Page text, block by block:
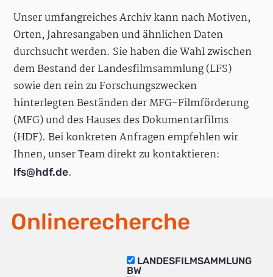
Unser umfangreiches Archiv kann nach Motiven,
Orten, Jahresangaben und ähnlichen Daten
durchsucht werden. Sie haben die Wahl zwischen
dem Bestand der Landesfilmsammlung (LFS)
sowie den rein zu Forschungszwecken
hinterlegten Beständen der MFG-Filmförderung
(MFG) und des Hauses des Dokumentarfilms
(HDF). Bei konkreten Anfragen empfehlen wir
Ihnen, unser Team direkt zu kontaktieren:
lfs@hdf.de.
Onlinerecherche
LANDESFILMSAMMLUNG
BW